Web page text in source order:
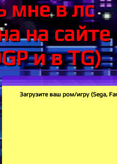
мне в лс
на сайте
и в TG)
Загрузите ваш ром/игру (Sega,